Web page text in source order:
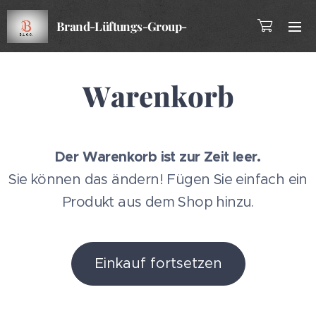
Brand-Lüftungs-Group-
Warenkorb
Der Warenkorb ist zur Zeit leer.
Sie können das ändern! Fügen Sie einfach ein
Produkt aus dem Shop hinzu.
Einkauf fortsetzen